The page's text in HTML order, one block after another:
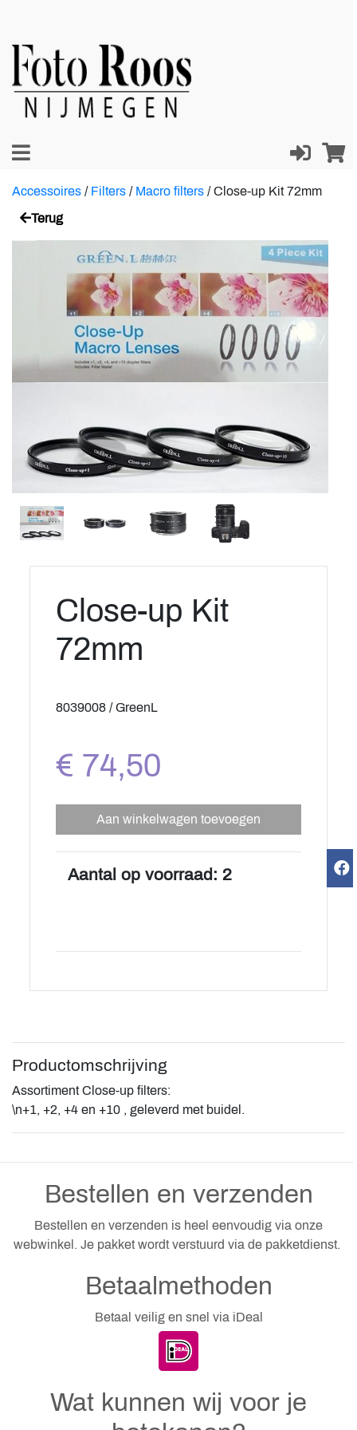
Accessoires / Filters / Macro filters /Close-up Kit 72mm
Terug
Close-up Kit
72mm
8039008 / GreenL
€ 74,50
Aan winkelwagen toevoegen
Aantal op voorraad: 2
Productomschrijving
Assortiment Close-up filters:
\n+1, +2, +4 en +10 , geleverd met buidel.
Bestellen en verzenden
Bestellen en verzenden is heel eenvoudig via onze
webwinkel. Je pakket wordt verstuurd via de pakketdienst.
Betaalmethoden
Betaal veilig en snel via iDeal
Wat kunnen wij voor je